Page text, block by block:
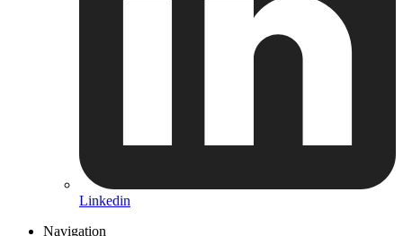
Linkedin
Navigation